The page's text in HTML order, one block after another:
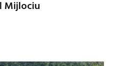
Mijlociu